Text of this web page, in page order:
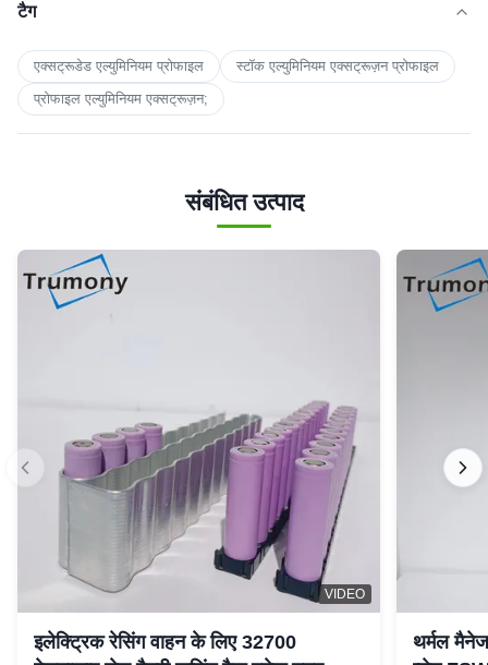
टैग
एक्सट्रूडेड एल्युमिनियम प्रोफाइल
स्टॉक एल्युमिनियम एक्सट्रूज़न प्रोफाइल
प्रोफाइल एल्युमिनियम एक्सट्रूज़न;
संबंधित उत्पाद
VIDEO
इलेक्ट्रिक रेसिंग वाहन के लिए 32700
थर्मल